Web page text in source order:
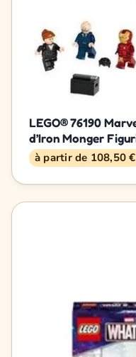
LEGO® 76190
d’Iron Monger
à partir de 108,50 €